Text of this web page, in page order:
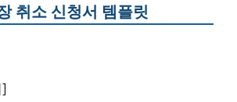
취소 신청서 템플릿
]